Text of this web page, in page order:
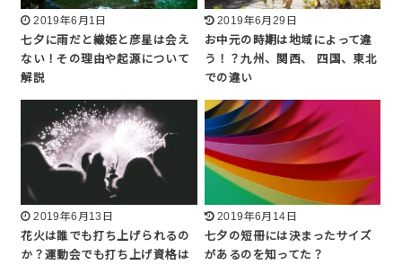
2019年6月1日
七夕に雨だと織姫と彦星は会え
ない！その理由や起源について
解説
2019年6月29日
お中元の時期は地域によって違
う！？九州、関西、 四国、東北
での違い
2019年6月13日
花火は誰でも打ち上げられるの
か？運動会でも打ち上げ資格は
2019年6月14日
七夕の短冊には決まったサイズ
があるのを知ってた？